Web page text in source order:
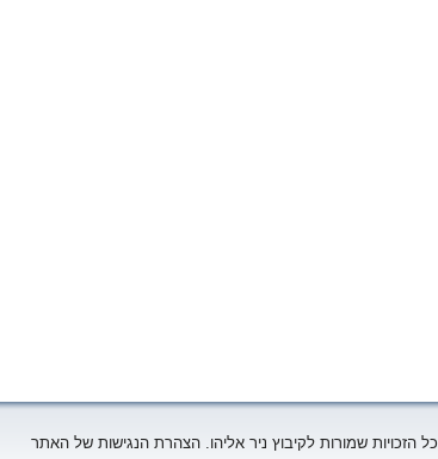
כל הזכויות שמורות לקיבוץ ניר אליהו. הצהרת הנגישות של האתר